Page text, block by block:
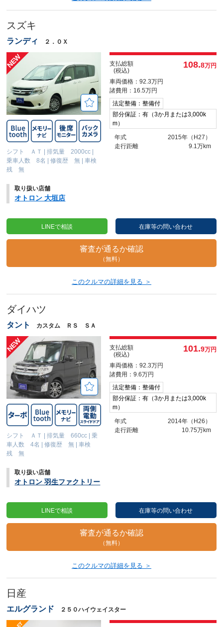
スズキ
ランディ ２．０Ｘ
シフト ＡＴ |排気量 2000cc |
乗車人数 8名 |修復歴 無 |車検
残 無
支払総額
(税込)
108.8万円
車両価格：92.3万円
諸費用：16.5万円
法定整備：整備付
部分保証：有（3か月または3,000k
m）
年式
2015年（H27）
走行距離
9.1万km
取り扱い店舗
オトロン 大垣店
LINEで相談 在庫等の問い合わせ
審査が通るか確認
（無料）
このクルマの詳細を見る ＞
ダイハツ
タント カスタム ＲＳ ＳＡ
シフト ＡＴ |排気量 660cc |乗
車人数 4名 |修復歴 無 |車検
残 無
支払総額
(税込)
101.9万円
車両価格：92.3万円
諸費用：9.6万円
法定整備：整備付
部分保証：有（3か月または3,000k
m）
年式
2014年（H26）
走行距離
10.75万km
取り扱い店舗
オトロン 羽生ファクトリー
LINEで相談 在庫等の問い合わせ
審査が通るか確認
（無料）
このクルマの詳細を見る ＞
日産
エルグランド ２５０ハイウェイスター